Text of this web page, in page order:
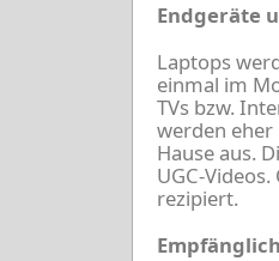
Endgeräte
Laptops
einmal im
TVs bzw.
werden eher
Hause aus.
UGC-
rezipiert.